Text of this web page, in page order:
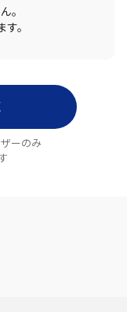
。
。
ーのみ